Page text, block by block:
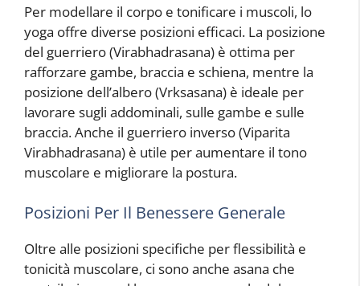
Per modellare il corpo e tonificare i muscoli, lo
yoga offre diverse posizioni efficaci. La posizione
del guerriero (Virabhadrasana) è ottima per
rafforzare gambe, braccia e schiena, mentre la
posizione dell’albero (Vrksasana) è ideale per
lavorare sugli addominali, sulle gambe e sulle
braccia. Anche il guerriero inverso (Viparita
Virabhadrasana) è utile per aumentare il tono
muscolare e migliorare la postura.
Posizioni Per Il Benessere Generale
Oltre alle posizioni specifiche per flessibilità e
tonicità muscolare, ci sono anche asana che